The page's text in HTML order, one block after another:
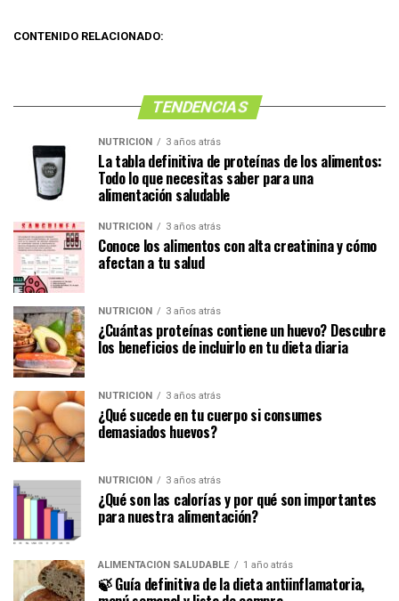
CONTENIDO RELACIONADO:
TENDENCIAS
NUTRICIÓN 3 años atrás
La tabla definitiva de proteínas de los alimentos:
Todo lo que necesitas saber para una
alimentación saludable
NUTRICIÓN 3 años atrás
Conoce los alimentos con alta creatinina y cómo
afectan a tu salud
NUTRICIÓN 3 años atrás
¿Cuántas proteínas contiene un huevo? Descubre
los beneficios de incluirlo en tu dieta diaria
NUTRICIÓN 3 años atrás
¿Qué sucede en tu cuerpo si consumes
demasiados huevos?
NUTRICIÓN 3 años atrás
¿Qué son las calorías y por qué son importantes
para nuestra alimentación?
ALIMENTACIÓN SALUDABLE 1 año atrás
🍃 Guía definitiva de la dieta antiinflamatoria,